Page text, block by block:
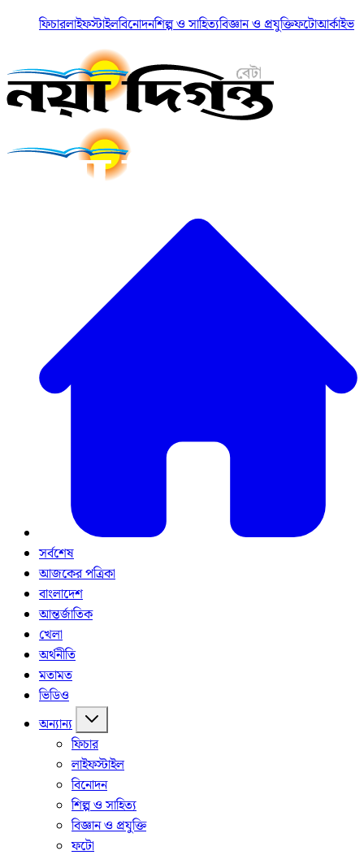
ফিচারলাইফস্টাইলবিনোদনশিল্প ও সাহিত্যবিজ্ঞান ও প্রযুক্তিফটোআর্কাইভ
সর্বশেষ
আজকের পত্রিকা
বাংলাদেশ
আন্তর্জাতিক
খেলা
অর্থনীতি
মতামত
ভিডিও
অন্যান্য
ফিচার
লাইফস্টাইল
বিনোদন
শিল্প ও সাহিত্য
বিজ্ঞান ও প্রযুক্তি
ফটো